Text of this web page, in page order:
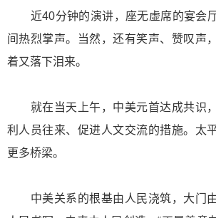
近40分钟的演讲，座无虚席的宴会
间热烈掌声。当然，还有笑声、赞叹声
着又落下泪来。
就在当天上午，中美元首达成共识
利人员往来、促进人文交流的措施。太
更多桥梁。
中美关系的根基由人民浇筑，大门